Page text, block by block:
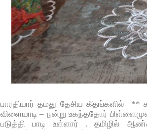
பாரதியார் தமது தேசிய கீதங்களில்**
விளையாடி – நன்று உகந்ததோர்
படுத்தி பாடி உள்ளார் . தமிழில்